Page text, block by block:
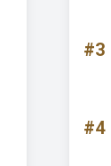
#3
#4